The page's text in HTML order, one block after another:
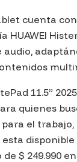
cuenta
HUAWEI
11.5”
quienes
el trabajo,
disponible
$ 249.990